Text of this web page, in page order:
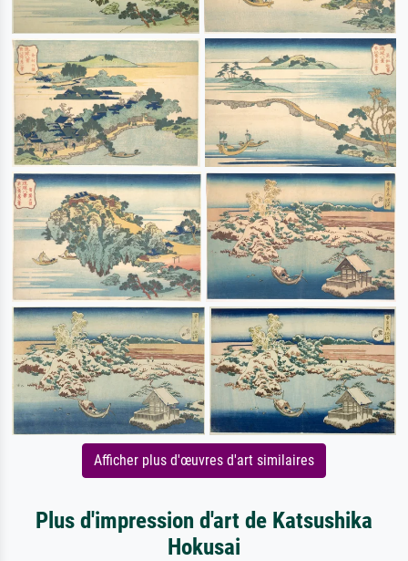
Afficher plus d'œuvres d'art similaires
Plus d'impression d'art de Katsushika
Hokusai